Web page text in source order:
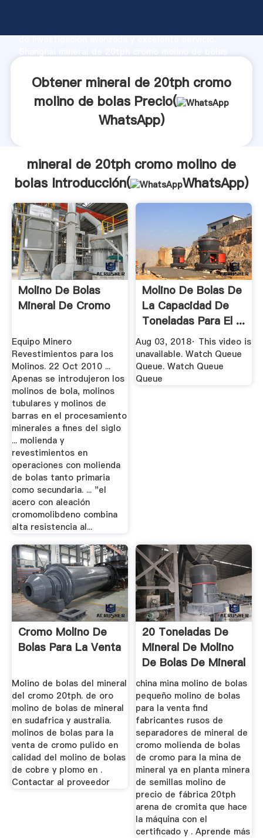
de investigación avanzada y excelente servicio,
clientes.
Obtener mineral de 20tph cromo
molino de bolas Precio(
WhatsApp)
mineral de 20tph cromo molino de
bolas Introducción(
WhatsApp)
Molino De Bolas
Mineral De Cromo
Equipo Minero
Revestimientos para los
Molinos. 22 Oct 2010 ...
Apenas se introdujeron los
molinos de bola, molinos
tubulares y molinos de
barras en el procesamiento
minerales a fines del siglo
... molienda y
revestimientos en
operaciones con molienda
de bolas tanto primaria
como secundaria. ... "el
acero con aleación
cromomolibdeno combina
alta resistencia al...
Molino De Bolas De
La Capacidad De
Toneladas Para El ...
Aug 03, 2018· This video is
unavailable. Watch Queue
Queue. Watch Queue
Queue
Cromo Molino De
Bolas Para La Venta
Molino de bolas del mineral
del cromo 20tph. de oro
molino de bolas de mineral
en sudafrica y australia.
molinos de bolas para la
venta de cromo pulido en
calidad del molino de bolas
de cobre y plomo en .
Contactar al proveedor
20 Toneladas De
Mineral De Molino
De Bolas De Mineral
De ...
china mina molino de bolas
pequeño molino de bolas
para la venta find
fabricantes rusos de
separadores de mineral de
cromo molienda de bolas
de cromo para la mina de
mineral ya en planta minera
de semillas molino de
precio de fábrica 20tph
arena de cromita que hace
la máquina con el
certificado y . Aprende más